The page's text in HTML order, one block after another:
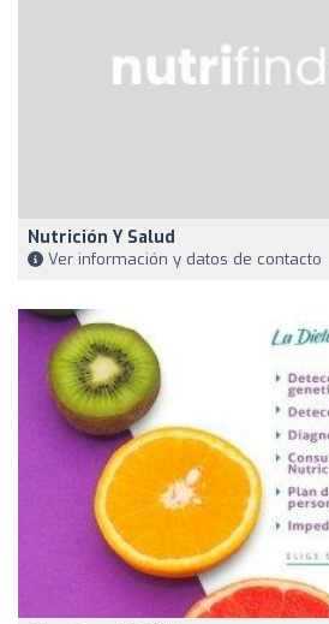
Nutrición Y Salud
Ver información y datos de contacto